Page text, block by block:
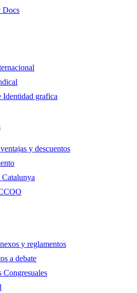
Docs
Identidad grafica
y descuentos
y reglamentos
a debate
Congresuales